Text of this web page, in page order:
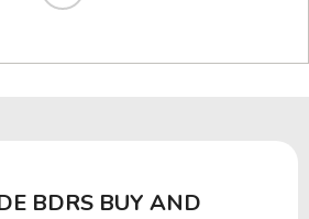
BDRS BUY AND